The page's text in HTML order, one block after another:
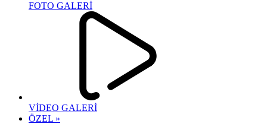
FOTO GALERİ
VİDEO GALERİ
ÖZEL »